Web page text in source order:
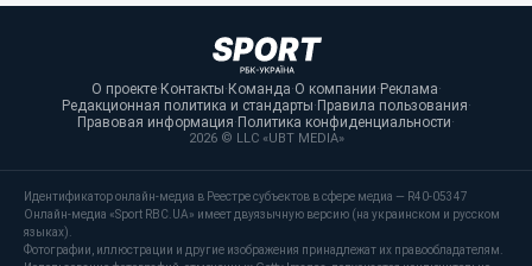
О проекте·Контакты·Команда·О компании·Реклама·
Редакционная политика и стандарты·Правила пользования·
Правовая информация·Политика конфиденциальности·
2026 © LLC «UBT MEDIA»
Идентификатор онлайн-медиа в Реестре субъектов в сфере медиа — R40-05347
Онлайн-медиа «Sport RBC.UA» имеет двуязычную версию (на украинском и русском
языках).
Фотографии, иллюстрации и другие изображения принадлежат их правообладателям.